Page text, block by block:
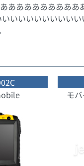
ああああああああ
いいいいいいいい
モ